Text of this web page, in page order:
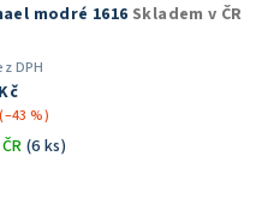
modré 1616 Skladem v ČR
DPH
(–43 %)
(6 ks)